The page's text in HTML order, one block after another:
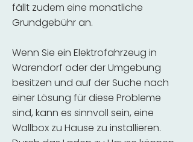
fällt zudem eine monatliche
Grundgebühr an.
Wenn Sie ein Elektrofahrzeug in
Warendorf oder der Umgebung
besitzen und auf der Suche nach
einer Lösung für diese Probleme
sind, kann es sinnvoll sein, eine
Wallbox zu Hause zu installieren.